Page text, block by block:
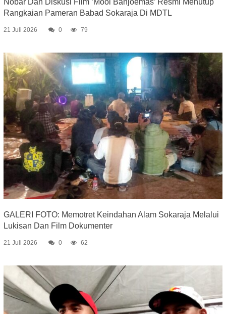
Nobar Dan Diskusi Film ‘Mooi Banjoemas’ Resmi Menutup
Rangkaian Pameran Babad Sokaraja Di MDTL
21 Juli 2026 0 79
GALERI FOTO: Memotret Keindahan Alam Sokaraja Melalui
Lukisan Dan Film Dokumenter
21 Juli 2026 0 62